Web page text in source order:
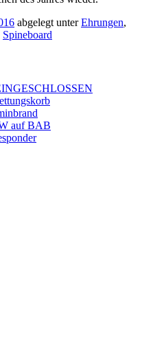
abgelegt unterEhrungen,
Spineboard
auf BAB